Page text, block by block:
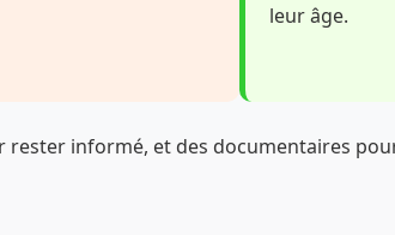
leur âge.
rester informé, et des documentaires